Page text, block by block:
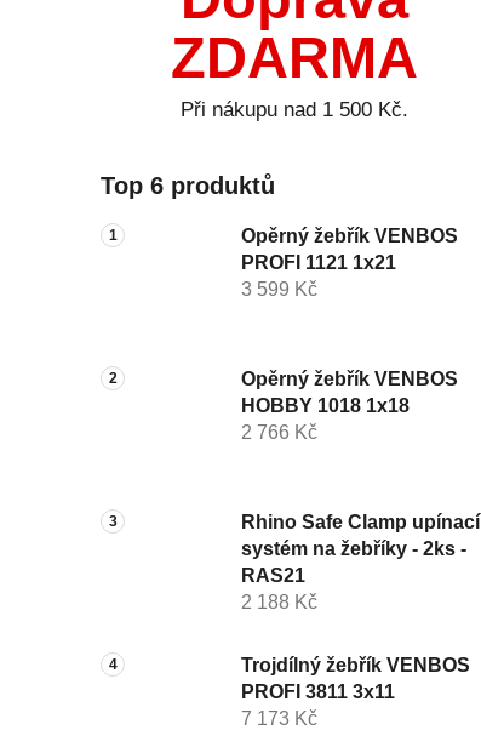
ZDARMA
Při nákupu nad 1 500 Kč.
Top 6 produktů
Opěrný žebřík VENBOS
PROFI 1121 1x21
3 599 Kč
Opěrný žebřík VENBOS
HOBBY 1018 1x18
2 766 Kč
Rhino Safe Clamp upínací
systém na žebříky - 2ks -
RAS21
2 188 Kč
Trojdílný žebřík VENBOS
PROFI 3811 3x11
7 173 Kč